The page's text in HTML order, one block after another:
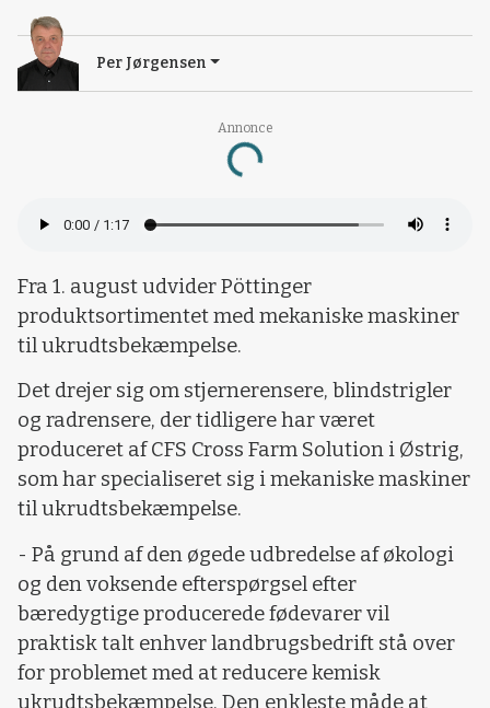
Annonce
Loading...
Per Jørgensen
Fra 1. august udvider Pöttinger
produktsortimentet med mekaniske maskiner
til ukrudtsbekæmpelse.
Det drejer sig om stjernerensere, blindstrigler
og radrensere, der tidligere har været
produceret af CFS Cross Farm Solution i Østrig,
som har specialiseret sig i mekaniske maskiner
til ukrudtsbekæmpelse.
- På grund af den øgede udbredelse af økologi
og den voksende efterspørgsel efter
bæredygtige producerede fødevarer vil
praktisk talt enhver landbrugsbedrift stå over
for problemet med at reducere kemisk
ukrudtsbekæmpelse. Den enkleste måde at